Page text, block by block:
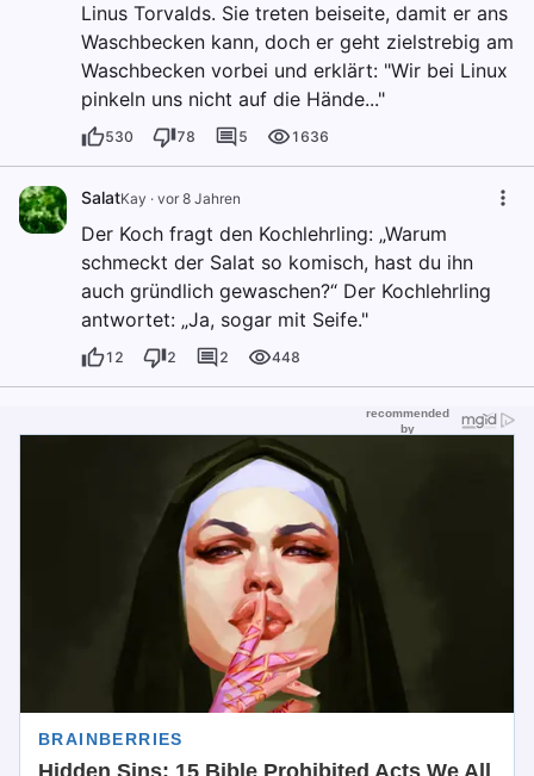
Linus Torvalds. Sie treten beiseite, damit er ans
Waschbecken kann, doch er geht zielstrebig am
Waschbecken vorbei und erklärt: "Wir bei Linux
pinkeln uns nicht auf die Hände..."
530 78 5 1636
SalatKay · vor 8 Jahren
Der Koch fragt den Kochlehrling: „Warum
schmeckt der Salat so komisch, hast du ihn
auch gründlich gewaschen?“ Der Kochlehrling
antwortet: „Ja, sogar mit Seife."
12 2 2 448